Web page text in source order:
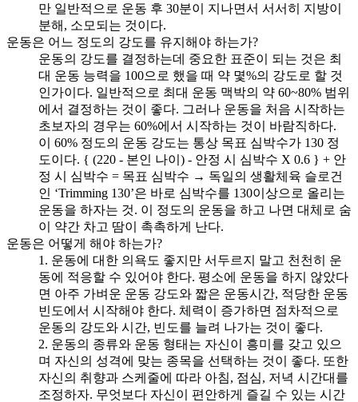
만 일반적으로 운동 후 30분이 지나면서 서서히 지방이
분해, 소모되는 것이다.
운동은 어느 정도의 강도를 유지해야 하는가?
운동의 강도를 결정하는데 중요한 표준이 되는 것은 최
대 운동 능력을 100으로 했을 때 약 몇%의 강도로 할 것
인가이다. 일반적으로 최대 운동 맥박의 약 60~80% 범위
에서 결정하는 것이 좋다. 그러나 운동을 처음 시작하는
초보자의 경우는 60%에서 시작하는 것이 바람직하다.
이 60% 정도의 운동 강도는 통상 목표 심박수가 130 정
도이다. { (220 - 본인 나이) - 안정 시 심박수 X 0.6 } + 안
정 시 심박수 = 목표 심박수 → 독일의 생활체육 슬로건
인 ‘Trimming 130’은 바로 심박수를 130이상으로 올리는
운동을 하자는 것. 이 정도의 운동을 하고 나면 대체로 숨
이 약간 차고 땀이 촉촉하게 난다.
운동은 어떻게 해야 하는가?
1. 운동에 대한 의욕도 좋지만 서두르지 말고 천천히 운
동에 적응할 수 있어야 한다. 평소에 운동을 하지 않았다
면 아주 가벼운 운동 강도와 짧은 운동시간, 적당한 운동
빈도에서 시작해야 한다. 체력이 증가하면 점차적으로
운동의 강도와 시간, 빈도를 늘려 나가는 것이 좋다.
2. 운동의 종류와 운동 형태는 자신이 흥미를 갖고 있으
며 자신의 성격에 맞는 종목을 선택하는 것이 좋다. 또한
자신의 취향과 스케줄에 따라 아침, 점심, 저녁 시간대를
조정하자. 무엇보다 자신이 편안하게 즐길 수 있는 시간